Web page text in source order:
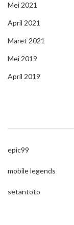
Mei 2021
April 2021
Maret 2021
Mei 2019
April 2019
epic99
mobile legends
setantoto